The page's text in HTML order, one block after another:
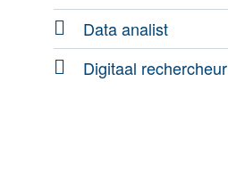
Data analist
Digitaal rechercheur